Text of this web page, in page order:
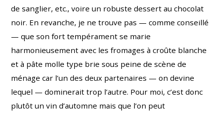
de sanglier, etc., voire un robuste dessert au chocolat
noir. En revanche, je ne trouve pas — comme conseillé
— que son fort tempérament se marie
harmonieusement avec les fromages à croûte blanche
et à pâte molle type brie sous peine de scène de
ménage car l’un des deux partenaires — on devine
lequel — dominerait trop l’autre. Pour moi, c’est donc
plutôt un vin d’automne mais que l’on peut